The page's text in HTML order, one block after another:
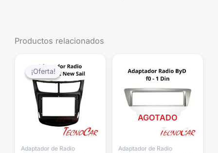
Productos relacionados
¡Oferta!
¡Oferta!
Adaptador de Radio
precio
original
$29.990.
AGOTADO
Adaptador de Radio